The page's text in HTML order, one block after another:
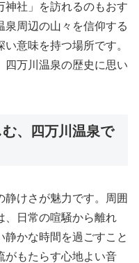
神社」を訪れるのもおす
泉周辺の山々を信仰する
意味を持つ場所です。
四万川温泉の歴史に思い
、四万川温泉で
静けさが魅力です。周囲
、日常の喧騒から離れ
かな時間を過ごすこと
がもたらす心地よい音